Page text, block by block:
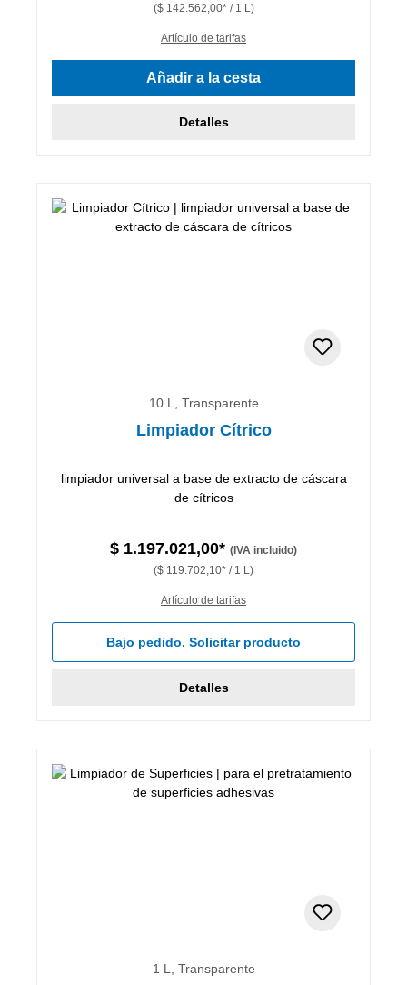
($ 142.562,00* / 1 L)
Artículo de tarifas
Añadir a la cesta
Detalles
10 L, Transparente
Limpiador Cítrico
limpiador universal a base de extracto de cáscara
de cítricos
$ 1.197.021,00* (IVA incluido)
($ 119.702,10* / 1 L)
Artículo de tarifas
Bajo pedido. Solicitar producto
Detalles
1 L, Transparente